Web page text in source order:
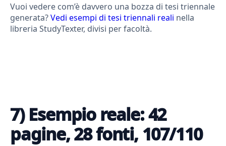
Vuoi vedere com’è davvero una bozza di tesi triennale
generata?Vedi esempi di tesi triennali reali nella
libreria StudyTexter, divisi per facoltà.
7) Esempio reale: 42
pagine, 28 fonti, 107/110